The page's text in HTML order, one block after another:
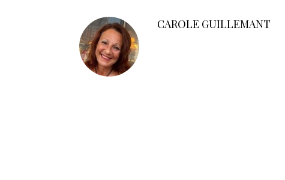
CAROLE GUILLEMANT